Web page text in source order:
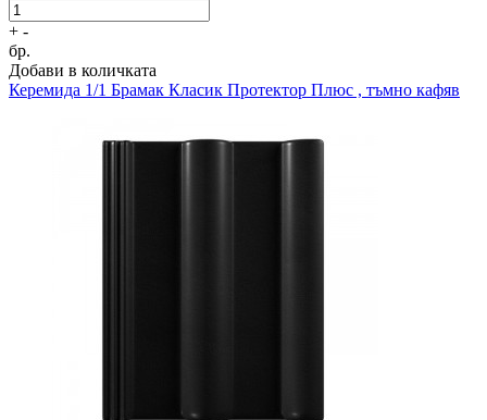
+ -
бр.
Добави в количката
Керемида 1/1 Брамак Класик Протектор Плюс , тъмно кафяв